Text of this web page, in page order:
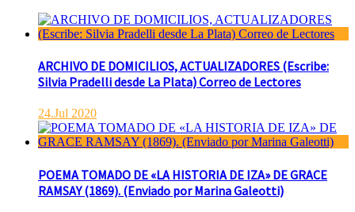
ARCHIVO DE DOMICILIOS, ACTUALIZADORES (Escribe:
Silvia Pradelli desde La Plata) Correo de Lectores
24.Jul 2020
POEMA TOMADO DE «LA HISTORIA DE IZA» DE GRACE
RAMSAY (1869). (Enviado por Marina Galeotti)